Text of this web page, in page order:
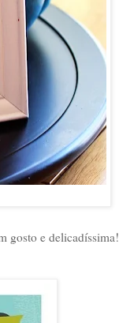
gosto e delicadíssima!